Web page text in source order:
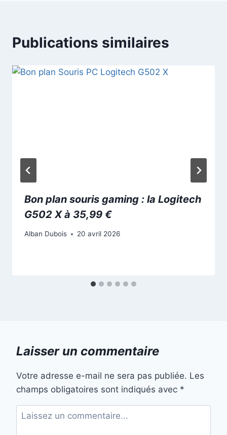
Publications similaires
Bon plan souris gaming : la Logitech
G502 X à 35,99 €
Alban Dubois 20 avril 2026
Laisser un commentaire
Votre adresse e-mail ne sera pas publiée. Les
champs obligatoires sont indiqués avec *